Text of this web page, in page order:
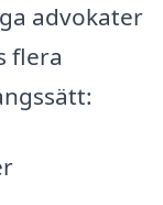
advokater
flera